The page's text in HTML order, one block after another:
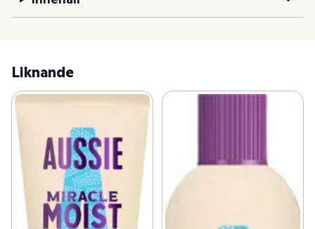
lockar! *jämfört med icke-vårdande schampo **Vegansk
Liknande